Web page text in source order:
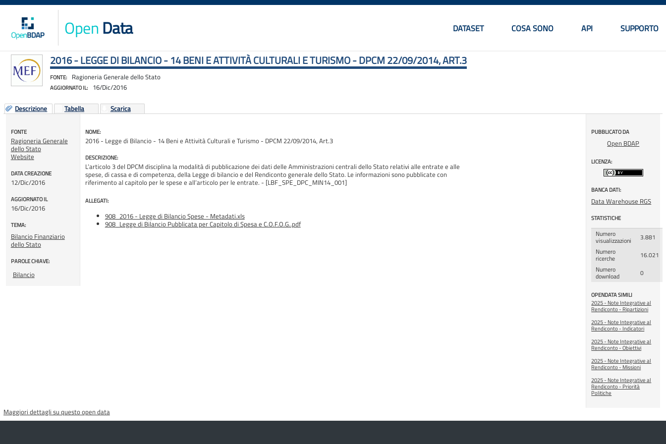
Open Data Menu principale
DATASET COSA SONO API SUPPORTO
2016 - LEGGE DI BILANCIO - 14 BENI E ATTIVITÀ CULTURALI E TURISMO - DPCM 22/09/2014, ART.3
FONTE: Ragioneria Generale dello Stato
AGGIORNATO IL: 16/Dic/2016
Descrizione Tabella Scarica
FONTE
Ragioneria Generale
dello Stato
Website
DATA CREAZIONE
12/Dic/2016
AGGIORNATO IL
16/Dic/2016
TEMA:
Bilancio Finanziario
dello Stato
PAROLE CHIAVE:
Bilancio
NOME:
2016 - Legge di Bilancio - 14 Beni e Attività Culturali e Turismo - DPCM 22/09/2014, Art.3
DESCRIZIONE:
L’articolo 3 del DPCM disciplina la modalità di pubblicazione dei dati delle Amministrazioni centrali dello Stato relativi alle entrate e alle
spese, di cassa e di competenza, della Legge di bilancio e del Rendiconto generale dello Stato. Le informazioni sono pubblicate con
riferimento al capitolo per le spese e all’articolo per le entrate. - [LBF_SPE_DPC_MIN14_001]
ALLEGATI:
908_2016 - Legge di Bilancio Spese - Metadati.xls
908_Legge di Bilancio Pubblicata per Capitolo di Spesa e C.O.F.O.G..pdf
PUBBLICATO DA
Open BDAP
LICENZA:
BANCA DATI:
Data Warehouse RGS
STATISTICHE
Numero
visualizzazioni
3.881
Numero
ricerche
16.021
Numero
download 0
OPENDATA SIMILI
2025 - Note Integrative al
Rendiconto - Ripartizioni
2025 - Note Integrative al
Rendiconto - Indicatori
2025 - Note Integrative al
Rendiconto - Obiettivi
2025 - Note Integrative al
Rendiconto - Missioni
2025 - Note Integrative al
Rendiconto - Priorità
Politiche
Maggiori dettagli su questo open data